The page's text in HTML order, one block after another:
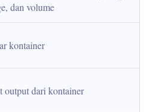
dan volume
kontainer
output dari kontainer